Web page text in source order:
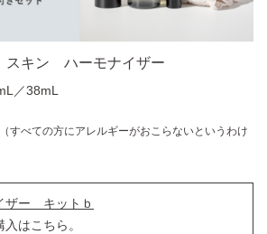
キン ハーモナイザー
／38mL
すべての方にアレルギーがおこらないというわけ
ザー キットｂ
はこちら。